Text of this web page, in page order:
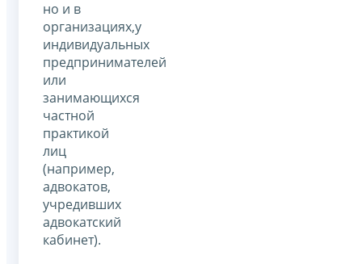
но и в
организациях,у
индивидуальных
предпринимателей
или
занимающихся
частной
практикой
лиц
(например,
адвокатов,
учредивших
адвокатский
кабинет).